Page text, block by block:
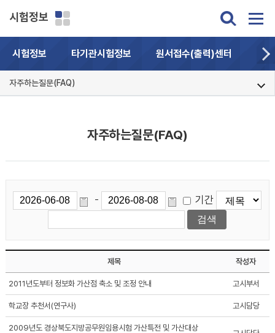
시험정보
시험정보 타기관시험정보 원서접수(출력)센터 자
자주하는질문(FAQ)
자주하는질문(FAQ)
- 기간
제목 작성자
2011년도부터 정보화 가산점 축소 및 조정 안내 고시부서
학교장 추천서(연구사) 고시담당
2009년도 경상북도지방공무원임용시험 가산특전 및 가산대상